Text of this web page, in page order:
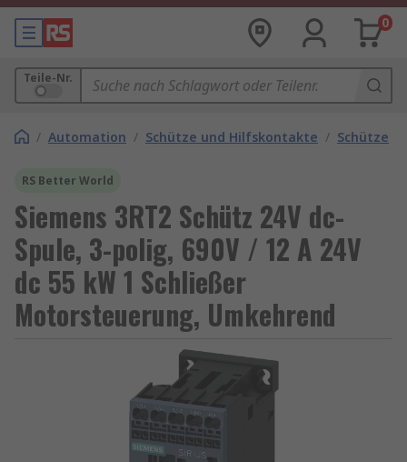
0
Teile-Nr.
/ Automation / Schütze und Hilfskontakte / Schütze
RS Better World
Siemens 3RT2 Schütz 24V dc-
Spule, 3-polig, 690V / 12 A 24V
dc 55 kW 1 Schließer
Motorsteuerung, Umkehrend